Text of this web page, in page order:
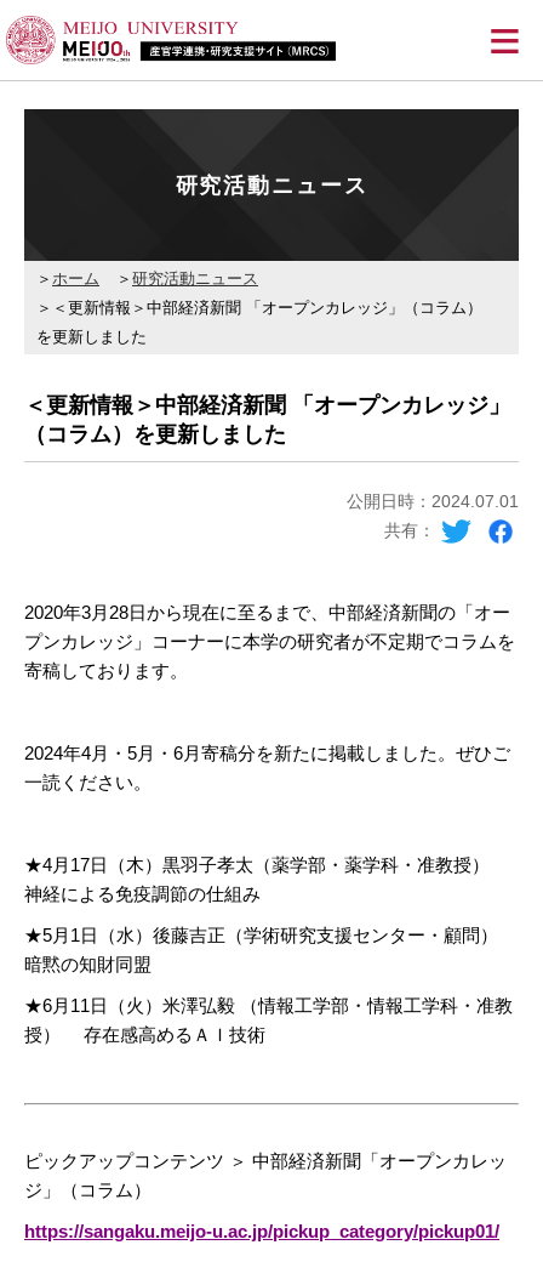
≡
研究活動ニュース
ホーム
研究活動ニュース
＜更新情報＞中部経済新聞 「オープンカレッジ」（コラム）
を更新しました
＜更新情報＞中部経済新聞 「オープンカレッジ」
（コラム）を更新しました
公開日時：2024.07.01
共有：
2020年3月28日から現在に至るまで、中部経済新聞の「オー
プンカレッジ」コーナーに本学の研究者が不定期でコラムを
寄稿しております。
2024年4月・5月・6月寄稿分を新たに掲載しました。ぜひご
一読ください。
★4月17日（木）黒羽子孝太（薬学部・薬学科・准教授）
神経による免疫調節の仕組み
★5月1日（水）後藤吉正（学術研究支援センター・顧問）
暗黙の知財同盟
★6月11日（火）米澤弘毅 （情報工学部・情報工学科・准教
授） 存在感高めるＡＩ技術
ピックアップコンテンツ ＞ 中部経済新聞「オープンカレッ
ジ」（コラム）
https://sangaku.meijo-u.ac.jp/pickup_category/pickup01/